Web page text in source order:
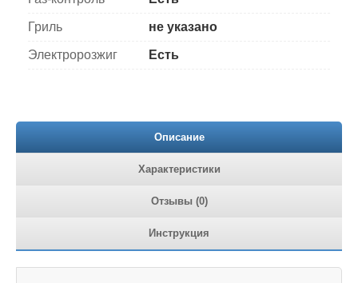
Гриль не указано
Электророзжиг Есть
Описание
Характеристики
Отзывы (0)
Инструкция